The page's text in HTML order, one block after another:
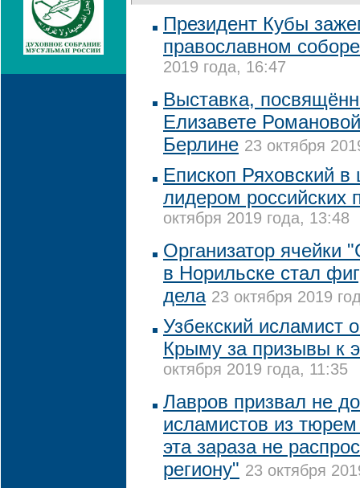
Президент Кубы
православном
2019 года, 16:47
Выставка,
Елизавете
Берлине 23 октября
Епископ Ряховский в
лидером российских
октября 2019 года, 13:48
Организатор ячейки
в Норильске стал
дела 23 октября 2019
Узбекский исламист
Крыму за призывы к
октября 2019 года, 11:35
Лавров призвал не
исламистов из
эта зараза не
региону" 23 октября